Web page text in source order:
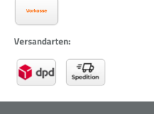
Versandarten: